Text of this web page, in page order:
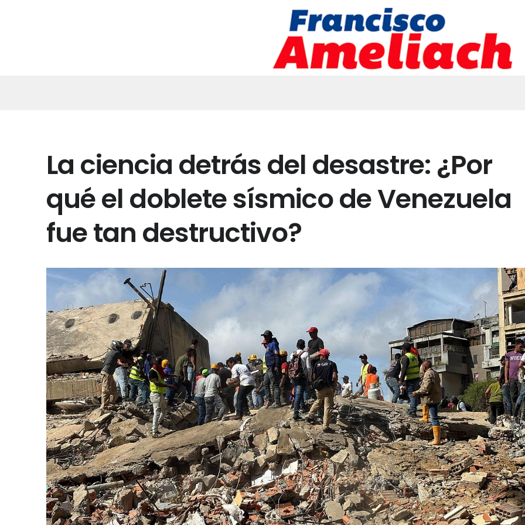
La ciencia detrás del desastre: ¿Por
qué el doblete sísmico de Venezuela
fue tan destructivo?